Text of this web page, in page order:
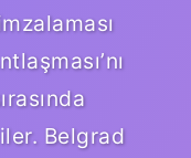
Belgrad